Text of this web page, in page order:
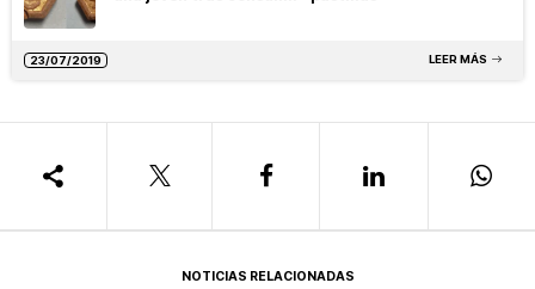
23/07/2019 LEER MÁS
NOTICIAS RELACIONADAS